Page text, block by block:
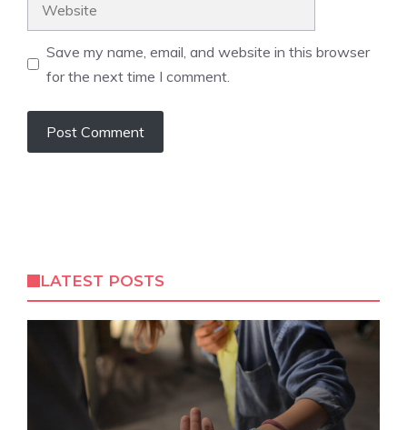
Save my name, email, and website in this browser
for the next time I comment.
LATEST POSTS